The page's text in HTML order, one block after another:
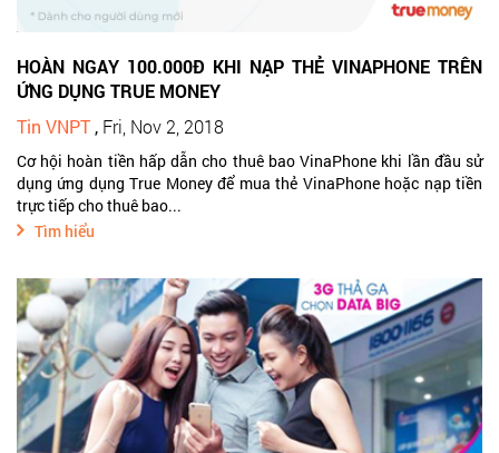
HOÀN NGAY 100.000Đ KHI NẠP THẺ VINAPHONE TRÊN
ỨNG DỤNG TRUE MONEY
Tin VNPT , Fri, Nov 2, 2018
Cơ hội hoàn tiền hấp dẫn cho thuê bao VinaPhone khi lần đầu sử
dụng ứng dụng True Money để mua thẻ VinaPhone hoặc nạp tiền
trực tiếp cho thuê bao...
Tìm hiểu